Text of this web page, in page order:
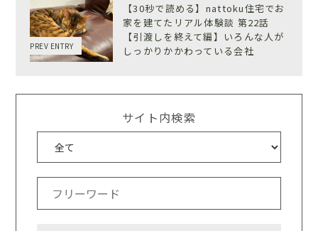
PREV ENTRY
【30秒で読める】nattoku住宅でお
家を建てたリアル体験談 第22話
【引渡しを終えて編】いろんな人が
しっかりかかわっている会社
サイト内検索